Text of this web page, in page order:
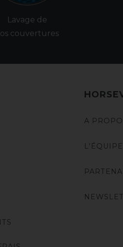
Lavage de
couvertures
A